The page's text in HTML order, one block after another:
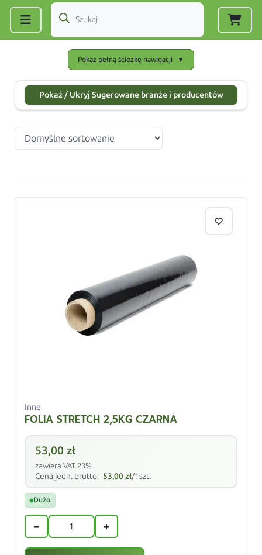
Pokaż pełną ścieżkę nawigacji ▼
Pokaż / Ukryj Sugerowane branże i producentów
Inne
FOLIA STRETCH 2,5KG CZARNA
53,00zł
zawiera VAT 23%
Cena jedn. brutto: 53,00zł/1szt.
Dużo
− +